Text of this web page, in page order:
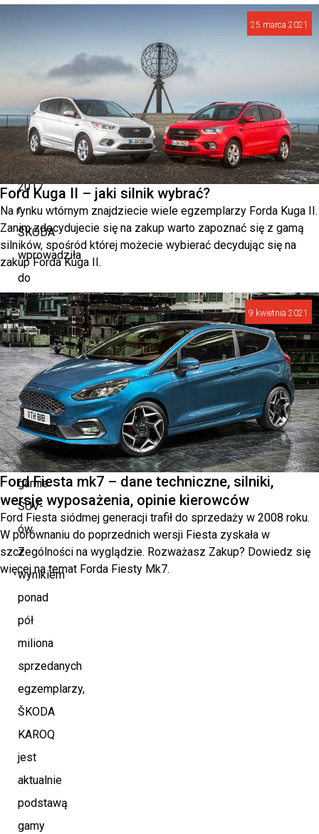
do
wyboru.
W
2017
r.
ŠKODA
wprowadziła
do
oferty
model
KAROQ
–
swój
drugi
samochód
w
gamie
SUV-
ów.
Z
wynikiem
ponad
pół
miliona
sprzedanych
egzemplarzy,
ŠKODA
KAROQ
jest
aktualnie
podstawą
gamy
25 marca 2021
Ford Kuga II – jaki silnik wybrać?
Na rynku wtórnym znajdziecie wiele egzemplarzy Forda Kuga II.
Zanim zdecydujecie się na zakup warto zapoznać się z gamą
silników, spośród której możecie wybierać decydując się na
zakup Forda Kuga II.
9 kwietnia 2021
Ford Fiesta mk7 – dane techniczne, silniki,
wersje wyposażenia, opinie kierowców
Ford Fiesta siódmej generacji trafił do sprzedaży w 2008 roku.
W porównaniu do poprzednich wersji Fiesta zyskała w
szczególności na wyglądzie. Rozważasz Zakup? Dowiedz się
więcej na temat Forda Fiesty Mk7.